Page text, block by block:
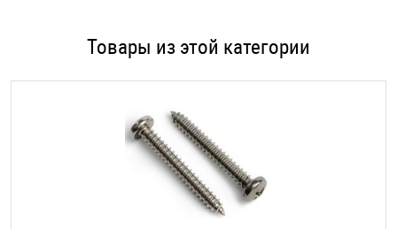
Товары из этой категории